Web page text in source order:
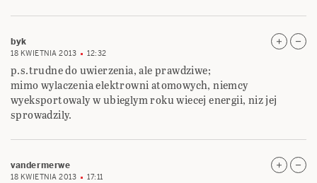
byk
18 KWIETNIA 2013 12:32
p.s.trudne do uwierzenia, ale prawdziwe;
mimo wylaczenia elektrowni atomowych, niemcy
wyeksportowaly w ubieglym roku wiecej energii, niz jej
sprowadzily.
vandermerwe
18 KWIETNIA 2013 17:11